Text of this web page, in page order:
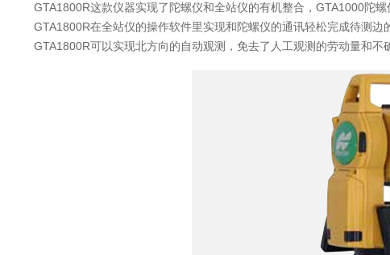
GTA1800R这款仪器实现了陀螺仪和全站仪的有机整合，GTA1000陀螺
GTA1800R在全站仪的操作软件里实现和陀螺仪的通讯轻松完成待测边
GTA1800R可以实现北方向的自动观测，免去了人工观测的劳动量和不